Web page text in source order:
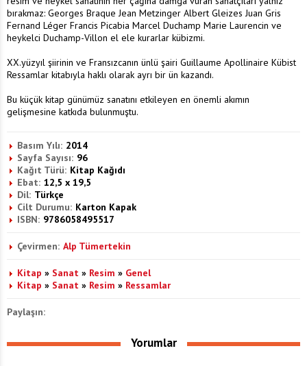
bırakmaz: Georges Braque Jean Metzinger Albert Gleizes Juan Gris
Fernand Léger Francis Picabia Marcel Duchamp Marie Laurencin ve
heykelci Duchamp-Villon el ele kurarlar kübizmi.
XX.yüzyıl şiirinin ve Fransızcanın ünlü şairi Guillaume Apollinaire Kübist
Ressamlar kitabıyla haklı olarak ayrı bir ün kazandı.
Bu küçük kitap günümüz sanatını etkileyen en önemli akımın
gelişmesine katkıda bulunmuştu.
Basım Yılı: 2014
Sayfa Sayısı: 96
Kağıt Türü: Kitap Kağıdı
Ebat: 12,5 x 19,5
Dil: Türkçe
Cilt Durumu: Karton Kapak
ISBN: 9786058495517
Çevirmen: Alp Tümertekin
Kitap » Sanat » Resim » Genel
Kitap » Sanat » Resim » Ressamlar
Paylaşın:
Yorumlar